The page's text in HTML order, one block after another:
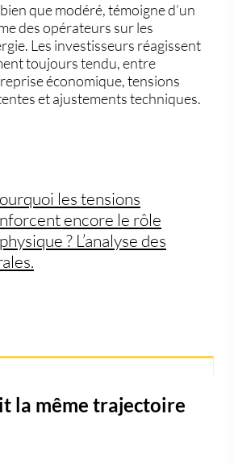
que modéré, témoigne d’un
des opérateurs sur les
Les investisseurs réagissent
toujours tendu, entre
économique, tensions
et ajustements techniques.
les tensions
encore le rôle
? L’analyse des
la même trajectoire